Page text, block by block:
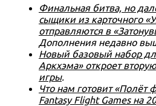
Финальная битва, но
сыщики из карточного
отправляются в
Дополнения недавно
Новый базовый набор
Аркхэма» откроет
игры.
Что нам готовит «Полёт
Fantasy Flight Games на